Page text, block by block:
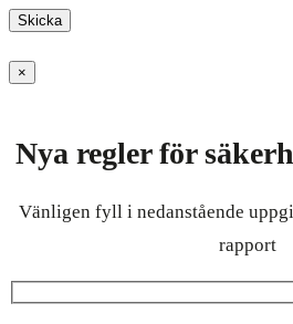
×
Nya regler för
Vänligen fyll i nedanstående
rapport